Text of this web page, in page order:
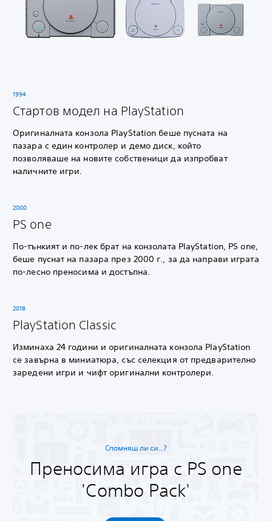
1994
Стартов модел на PlayStation
Оригиналната конзола PlayStation беше пусната на
пазара с един контролер и демо диск, който
позволяваше на новите собственици да изпробват
наличните игри.
2000
PS one
По-тънкият и по-лек брат на конзолата PlayStation, PS one,
беше пуснат на пазара през 2000 г., за да направи играта
по-лесно преносима и достъпна.
2018
PlayStation Classic
Изминаха 24 години и оригиналната конзола PlayStation
се завърна в миниатюра, със селекция от предварително
заредени игри и чифт оригинални контролери.
Спомняш ли си...?
Преносима игра с PS one
'Combo Pack'